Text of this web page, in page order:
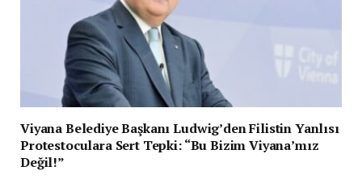
Viyana Belediye Başkanı Ludwig’den Filistin Yanlısı
Protestoculara Sert Tepki: “Bu Bizim Viyana’mız
Değil!”